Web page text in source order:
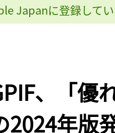
Japanに登録して
、「優
2024年版